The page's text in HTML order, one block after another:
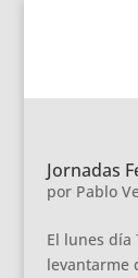
Jornadas
por Pablo
El lunes día
levantarme